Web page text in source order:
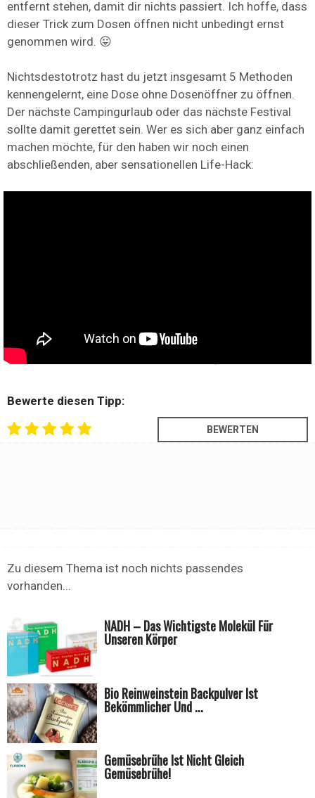
entfernt stehen, damit dir nichts passiert. Ich hoffe, dass
dieser Trick zum Dosen öffnen nicht unbedingt ernst
genommen wird. 😛
Nichtsdestotrotz hast du jetzt insgesamt 5 Methoden
kennengelernt, eine Dose ohne Dosenöffner zu öffnen.
Der nächste Campingurlaub oder das nächste Festival
sollte damit gerettet sein. Wer es sich aber ganz einfach
machen möchte, für den haben wir noch einen
abschließenden, aber sensationellen Life-Hack:
Bewerte diesen Tipp:
Zu diesem Thema ist noch nichts passendes
vorhanden...
NADH – Das Wichtigste Molekül Für
Unseren Körper
Bio Reinweinstein Backpulver Ist
Bekömmlicher Und ...
Gemüsebrühe Ist Nicht Gleich
Gemüsebrühe!